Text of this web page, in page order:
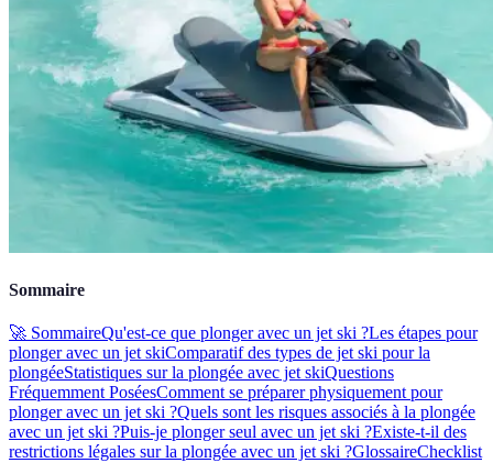
Sommaire
🚀 SommaireQu'est-ce que plonger avec un jet ski ?Les étapes pour
plonger avec un jet skiComparatif des types de jet ski pour la
plongéeStatistiques sur la plongée avec jet skiQuestions
Fréquemment PoséesComment se préparer physiquement pour
plonger avec un jet ski ?Quels sont les risques associés à la plongée
avec un jet ski ?Puis-je plonger seul avec un jet ski ?Existe-t-il des
restrictions légales sur la plongée avec un jet ski ?GlossaireChecklist